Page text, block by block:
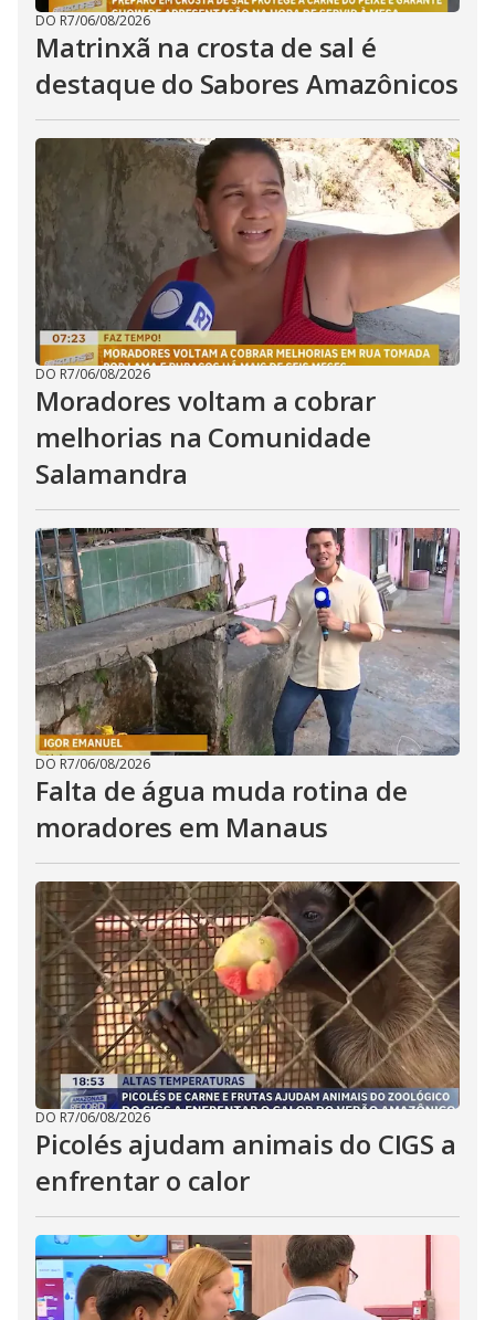
DO R7/06/08/2026
Matrinxã na crosta de sal é
destaque do Sabores Amazônicos
DO R7/06/08/2026
Moradores voltam a cobrar
melhorias na Comunidade
Salamandra
DO R7/06/08/2026
Falta de água muda rotina de
moradores em Manaus
DO R7/06/08/2026
Picolés ajudam animais do CIGS a
enfrentar o calor